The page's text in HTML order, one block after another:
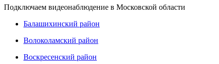
Подключаем видеонаблюдение в Московской области
Балашихинский район
Волоколамский район
Воскресенский район